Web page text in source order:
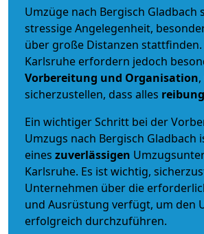
Umzüge nach Bergisch Gladbach
stressige Angelegenheit,
über große Distanzen
Karlsruhe erfordern jedoch
Vorbereitung und Organisation
sicherzustellen, dass alles
Ein wichtiger Schritt bei der
Umzugs nach Bergisch Gladbach
eines zuverlässigen
Karlsruhe. Es ist wichtig,
Unternehmen über die
und Ausrüstung verfügt, um den
erfolgreich durchzuführen.